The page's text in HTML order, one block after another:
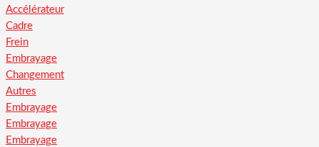
Accélérateur
Cadre
Frein
Embrayage
Changement
Autres
Embrayage
Embrayage
Embrayage